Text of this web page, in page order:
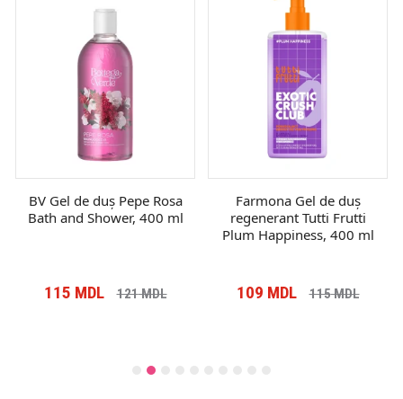
BV Gel de duș Pepe Rosa
Bath and Shower, 400 ml
115 MDL 121MDL
Farmona Gel de duș
regenerant Tutti Frutti
Plum Happiness, 400 ml
109 MDL 115MDL